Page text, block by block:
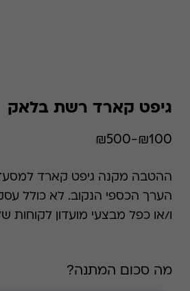
גיפט קארד רשת בלאק
₪100-₪500
ההטבה מקנה גיפט קארד
הערך הכספי הנקוב.
בגיפט קארד זה, למעט קודי
מה סכום המתנה?